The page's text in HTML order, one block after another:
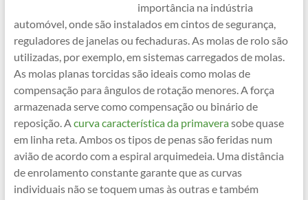
importância na indústria
automóvel, onde são instalados em cintos de segurança,
reguladores de janelas ou fechaduras. As molas de rolo são
utilizadas, por exemplo, em sistemas carregados de molas.
As molas planas torcidas são ideais como molas de
compensação para ângulos de rotação menores. A força
armazenada serve como compensação ou binário de
reposição. Acurva característica da primaverasobe quase
em linha reta. Ambos os tipos de penas são feridas num
avião de acordo com a espiral arquimedeia. Uma distância
de enrolamento constante garante que as curvas
individuais não se toquem umas às outras e também